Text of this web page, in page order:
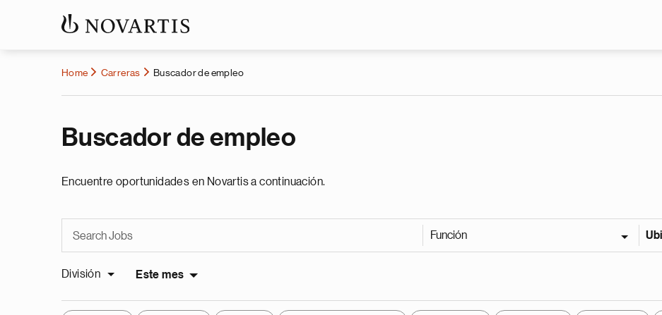
Home Carreras Buscador de empleo
Buscador de empleo
Encuentre oportunidades en Novartis a continuación.
Función
División Este mes